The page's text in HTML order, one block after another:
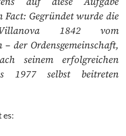
Fact: Gegründet wurde die
1842 vom
der Ordensgemeinschaft,
seinem erfolgreichen
1977 selbst beitreten
es: